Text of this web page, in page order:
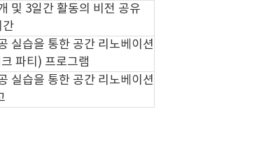
및 3일간 활동의 비전 공유
간
실습을 통한 공간 리노베이션
파티) 프로그램
실습을 통한 공간 리노베이션